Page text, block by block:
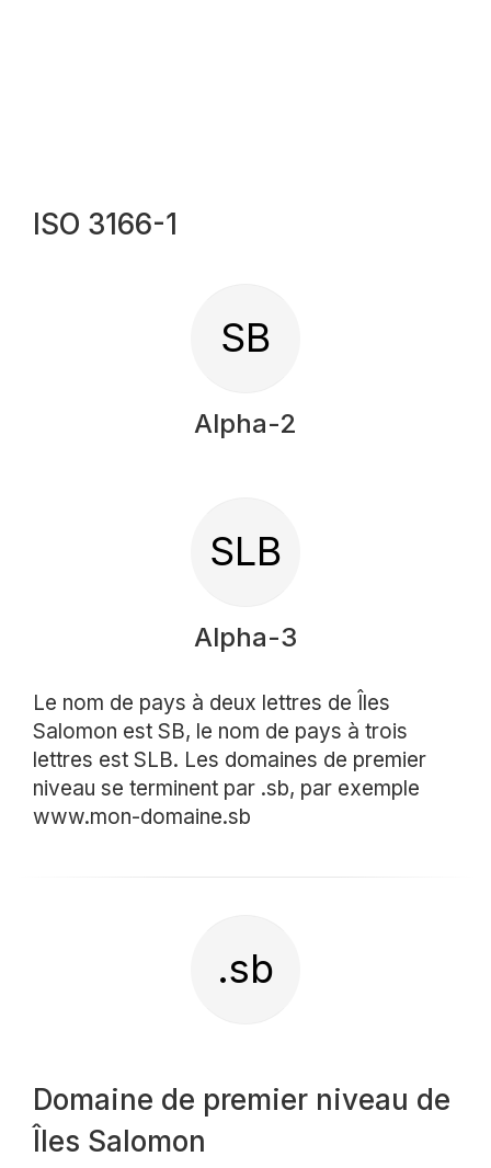
ISO 3166-1
SB
Alpha-2
SLB
Alpha-3
Le nom de pays à deux lettres de Îles
Salomon est SB, le nom de pays à trois
lettres est SLB. Les domaines de premier
niveau se terminent par .sb, par exemple
www.mon-domaine.sb
.sb
Domaine de premier niveau de
Îles Salomon